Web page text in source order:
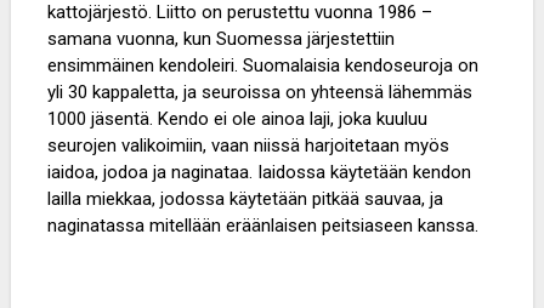
kattojärjestö. Liitto on perustettu vuonna 1986 –
samana vuonna, kun Suomessa järjestettiin
ensimmäinen kendoleiri. Suomalaisia kendoseuroja on
yli 30 kappaletta, ja seuroissa on yhteensä lähemmäs
1000 jäsentä. Kendo ei ole ainoa laji, joka kuuluu
seurojen valikoimiin, vaan niissä harjoitetaan myös
iaidoa, jodoa ja naginataa. Iaidossa käytetään kendon
lailla miekkaa, jodossa käytetään pitkää sauvaa, ja
naginatassa mitellään eräänlaisen peitsiaseen kanssa.